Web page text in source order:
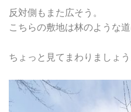
反対側もまた広そう。
こちらの敷地は林のような
ちょっと見てまわりましょう